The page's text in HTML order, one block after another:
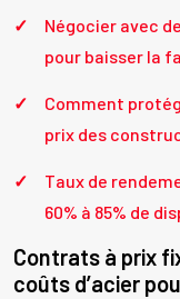
Négocier avec
pour baisser la
Comment
prix des
Taux de
60% à 85% de
Contrats à prix
coûts d’acier